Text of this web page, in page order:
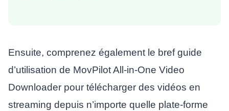
Ensuite, comprenez également le bref guide
d’utilisation de MovPilot All-in-One Video
Downloader pour télécharger des vidéos en
streaming depuis n’importe quelle plate-forme